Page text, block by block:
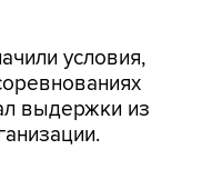
условия,
выдержки из